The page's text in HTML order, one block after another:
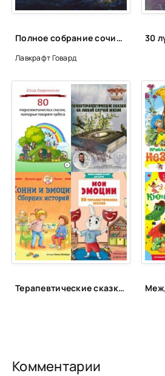
Полное собрание сочинений - Говард Лавкрафт
Лавкрафт Говард
Терапевтические сказки для детей!
Комментарии